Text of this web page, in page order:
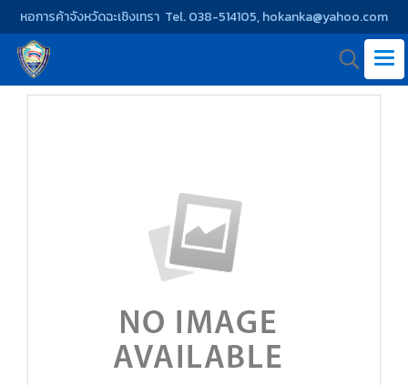
หอการค้าจังหวัดฉะเชิงเทรา Tel. 038-514105, hokanka@yahoo.com